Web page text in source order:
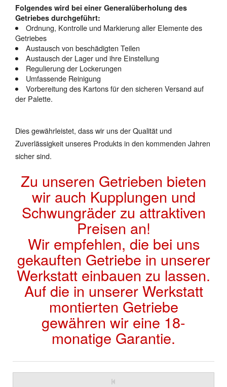
Folgendes wird bei einer Generalüberholung des
Getriebes durchgeführt:
Ordnung, Kontrolle und Markierung aller Elemente des
Getriebes
Austausch von beschädigten Teilen
Austausch der Lager und ihre Einstellung
Regulierung der Lockerungen
Umfassende Reinigung
Vorbereitung des Kartons für den sicheren Versand auf
der Palette.
Dies gewährleistet, dass wir uns der Qualität und
Zuverlässigkeit unseres Produkts in den kommenden Jahren
sicher sind.
Zu unseren Getrieben bieten
wir auch Kupplungen und
Schwungräder zu attraktiven
Preisen an!
Wir empfehlen, die bei uns
gekauften Getriebe in unserer
Werkstatt einbauen zu lassen.
Auf die in unserer Werkstatt
montierten Getriebe
gewähren wir eine 18-
monatige Garantie.